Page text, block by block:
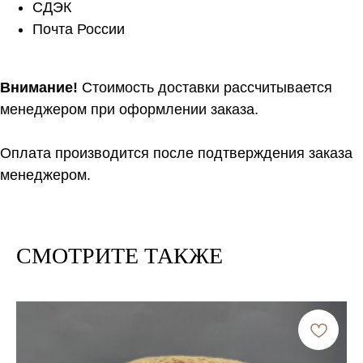
СДЭК
Почта России
Внимание! Стоимость доставки рассчитывается
менеджером при оформлении заказа.
Оплата производится после подтверждения заказа
менеджером.
СМОТРИТЕ ТАКЖЕ